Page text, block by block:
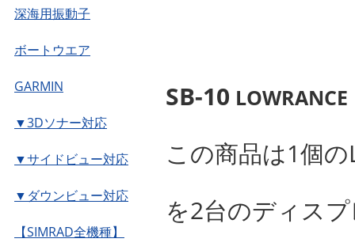
深海用振動子
ボートウエア
GARMIN
▼3Dソナー対応
▼サイドビュー対応
▼ダウンビュー対応
【SIMRAD全機種】
SB-10
この商品は1個
を2台のディス